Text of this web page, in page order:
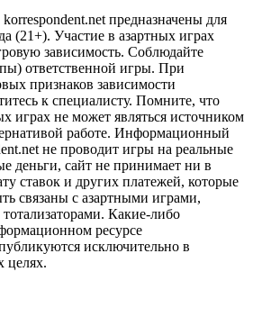
предназначены для
(21+). Участие в азартных играх
зависимость. Соблюдайте
ответственной игры. При
признаков зависимости
к специалисту. Помните, что
играх не может являться источником
работе. Информационный
не проводит игры на реальные
деньги, сайт не принимает ни в
ставок и других платежей, которые
связаны с азартными играми,
Какие-либо
ресурсе
исключительно в
целях.